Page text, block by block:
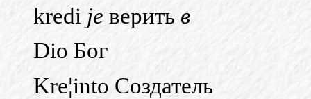
kredi je верить в
Dio Бог
Kre¦into Создатель